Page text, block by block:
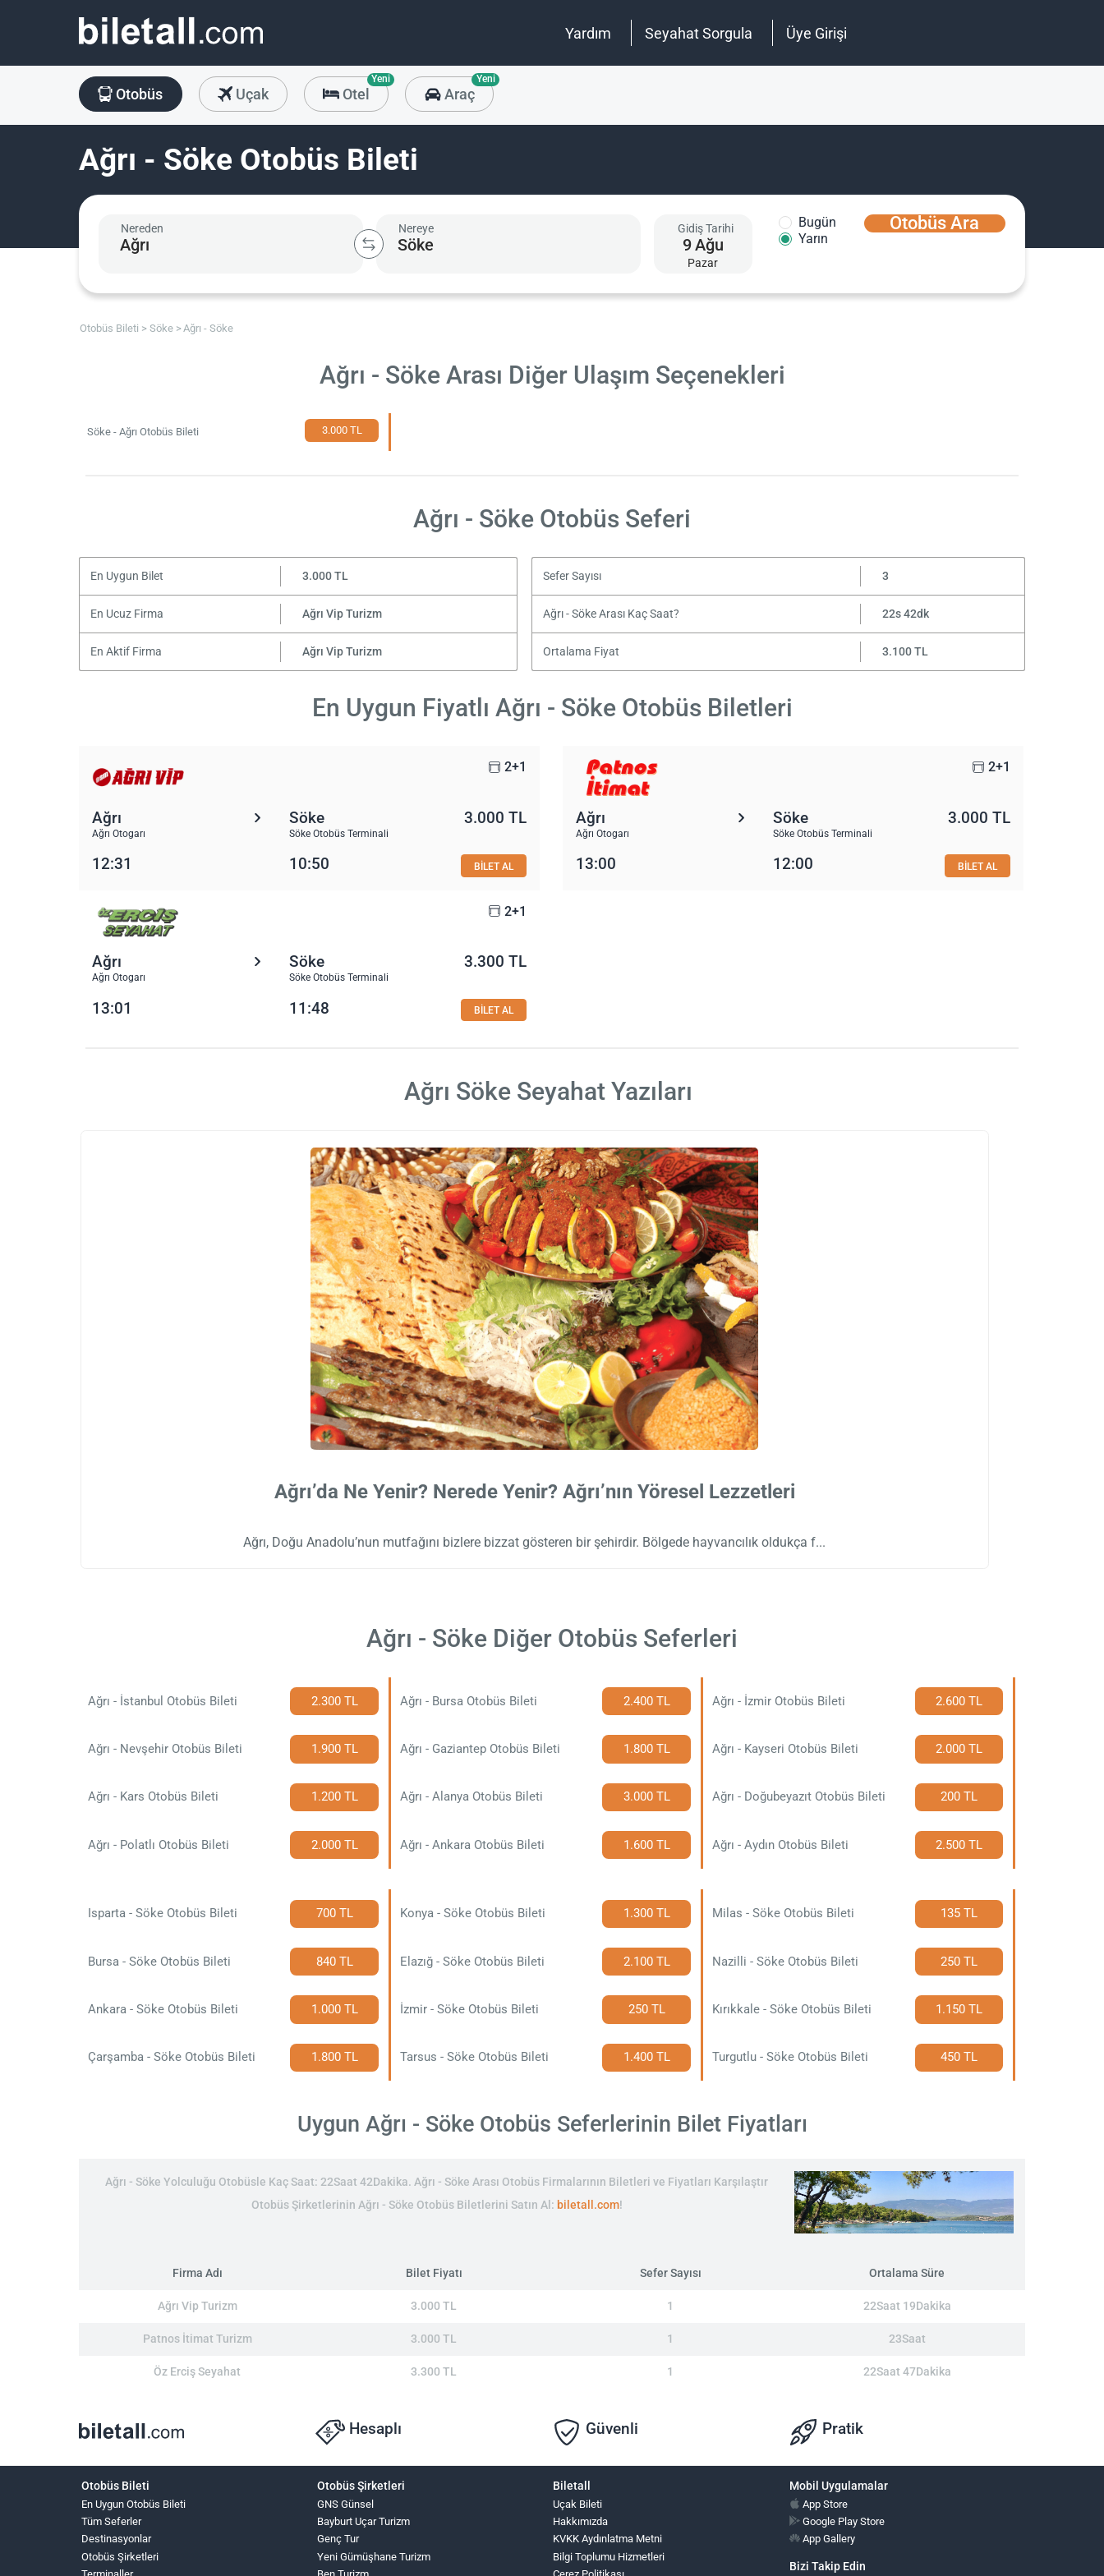
Yardım Seyahat Sorgula Üye Girişi
Otobüs Uçak Otel
Yeni
Araç
Yeni
Ağrı - Söke Otobüs Bileti
Nereden Nereye Gidiş Tarihi
9Ağu
Pazar
Bugün
Yarın
Otobüs Ara
Otobüs Bileti Söke Ağrı - Söke
Ağrı - Söke Arası Diğer Ulaşım Seçenekleri
Söke - Ağrı Otobüs Bileti 3.000 TL
Ağrı - Söke Otobüs Seferi
En Uygun Bilet 3.000 TL Sefer Sayısı 3
En Ucuz Firma Ağrı Vip Turizm Ağrı - Söke Arası Kaç Saat? 22s 42dk
En Aktif Firma Ağrı Vip Turizm Ortalama Fiyat 3.100 TL
En Uygun Fiyatlı Ağrı - Söke Otobüs Biletleri
2+1
Ağrı
Ağrı Otogarı
Söke
Söke Otobüs Terminali
3.000 TL
12:31 10:50 BİLET AL
2+1
Ağrı
Ağrı Otogarı
Söke
Söke Otobüs Terminali
3.000 TL
13:00 12:00 BİLET AL
2+1
Ağrı
Ağrı Otogarı
Söke
Söke Otobüs Terminali
3.300 TL
13:01 11:48 BİLET AL
Ağrı Söke Seyahat Yazıları
Ağrı’da Ne Yenir? Nerede Yenir? Ağrı’nın Yöresel Lezzetleri
Ağrı, Doğu Anadolu’nun mutfağını bizlere bizzat gösteren bir şehirdir. Bölgede hayvancılık oldukça f
Ağrı - Söke Diğer Otobüs Seferleri
Ağrı - İstanbul Otobüs Bileti 2.300 TL Ağrı - Bursa Otobüs Bileti 2.400 TL Ağrı - İzmir Otobüs Bileti 2.600 TL
Ağrı - Nevşehir Otobüs Bileti 1.900 TL Ağrı - Gaziantep Otobüs Bileti 1.800 TL Ağrı - Kayseri Otobüs Bileti 2.000 TL
Ağrı - Kars Otobüs Bileti 1.200 TL Ağrı - Alanya Otobüs Bileti 3.000 TL Ağrı - Doğubeyazıt Otobüs Bileti 200 TL
Ağrı - Polatlı Otobüs Bileti 2.000 TL Ağrı - Ankara Otobüs Bileti 1.600 TL Ağrı - Aydın Otobüs Bileti 2.500 TL
Isparta - Söke Otobüs Bileti 700 TL Konya - Söke Otobüs Bileti 1.300 TL Milas - Söke Otobüs Bileti 135 TL
Bursa - Söke Otobüs Bileti 840 TL Elazığ - Söke Otobüs Bileti 2.100 TL Nazilli - Söke Otobüs Bileti 250 TL
Ankara - Söke Otobüs Bileti 1.000 TL İzmir - Söke Otobüs Bileti 250 TL Kırıkkale - Söke Otobüs Bileti 1.150 TL
Çarşamba - Söke Otobüs Bileti 1.800 TL Tarsus - Söke Otobüs Bileti 1.400 TL Turgutlu - Söke Otobüs Bileti 450 TL
Uygun Ağrı - Söke Otobüs Seferlerinin Bilet Fiyatları
Ağrı - Söke Yolculuğu Otobüsle Kaç Saat: 22Saat 42Dakika. Ağrı - Söke Arası Otobüs Firmalarının Biletleri ve Fiyatları Karşılaştır
Otobüs Şirketlerinin Ağrı - Söke Otobüs Biletlerini Satın Al: biletall.com!
Firma Adı Bilet Fiyatı Sefer Sayısı Ortalama Süre
Ağrı Vip Turizm 3.000 TL 1 22Saat 19Dakika
Patnos İtimat Turizm 3.000 TL 1 23Saat
Öz Erciş Seyahat 3.300 TL 1 22Saat 47Dakika
Hesaplı Güvenli Pratik
Otobüs Bileti
En Uygun Otobüs Bileti
Tüm Seferler
Destinasyonlar
Otobüs Şirketleri
Otobüs Şirketleri
GNS Günsel
Bayburt Uçar Turizm
Genç Tur
Yeni Gümüşhane Turizm
Biletall
Uçak Bileti
Hakkımızda
KVKK Aydınlatma Metni
Bilgi Toplumu Hizmetleri
Mobil Uygulamalar
App Store
Google Play Store
App Gallery
Bizi Takip Edin